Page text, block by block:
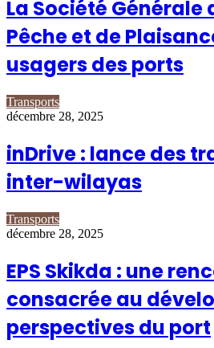
La Société Générale
Pêche et de
usagers des ports
Transports
décembre 28, 2025
inDrive : lance des
inter-wilayas
Transports
décembre 28, 2025
EPS Skikda : une
consacrée au
perspectives du port